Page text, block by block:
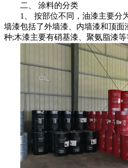
二、 涂料的分类
1、 按部位不同，油漆主要分为
墙漆包括了外墙漆、内墙漆和顶面
种;木漆主要有硝基漆、聚氨脂漆等